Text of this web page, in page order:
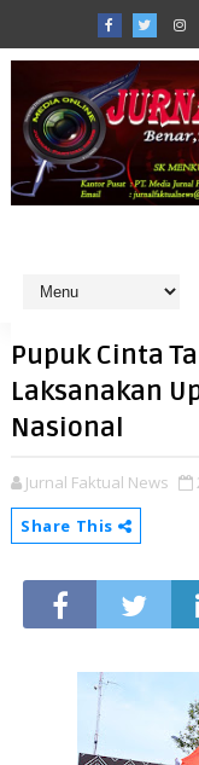
Pupuk Cinta
Laksanakan
Nasional
Jurnal Faktual News
Share This